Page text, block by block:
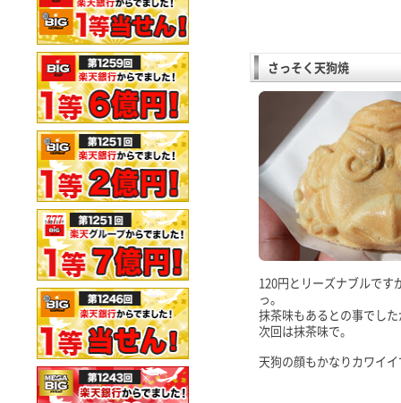
さっそく天狗焼
120円とリーズナブルです
っ。
抹茶味もあるとの事でし
次回は抹茶味で。
天狗の顔もかなりカワイ